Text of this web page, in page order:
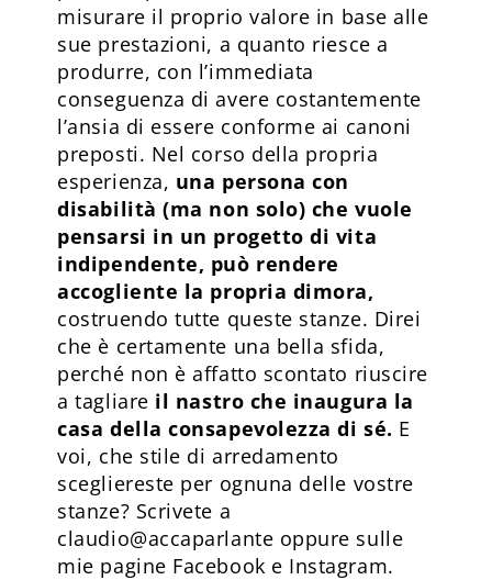
misurare il proprio valore in base alle
sue prestazioni, a quanto riesce a
produrre, con l’immediata
conseguenza di avere costantemente
l’ansia di essere conforme ai canoni
preposti. Nel corso della propria
esperienza, una persona con
disabilità (ma non solo) che vuole
pensarsi in un progetto di vita
indipendente, può rendere
accogliente la propria dimora,
costruendo tutte queste stanze. Direi
che è certamente una bella sfida,
perché non è affatto scontato riuscire
a tagliare il nastro che inaugura la
casa della consapevolezza di sé. E
voi, che stile di arredamento
scegliereste per ognuna delle vostre
stanze? Scrivete a
claudio@accaparlante oppure sulle
mie pagine Facebook e Instagram.